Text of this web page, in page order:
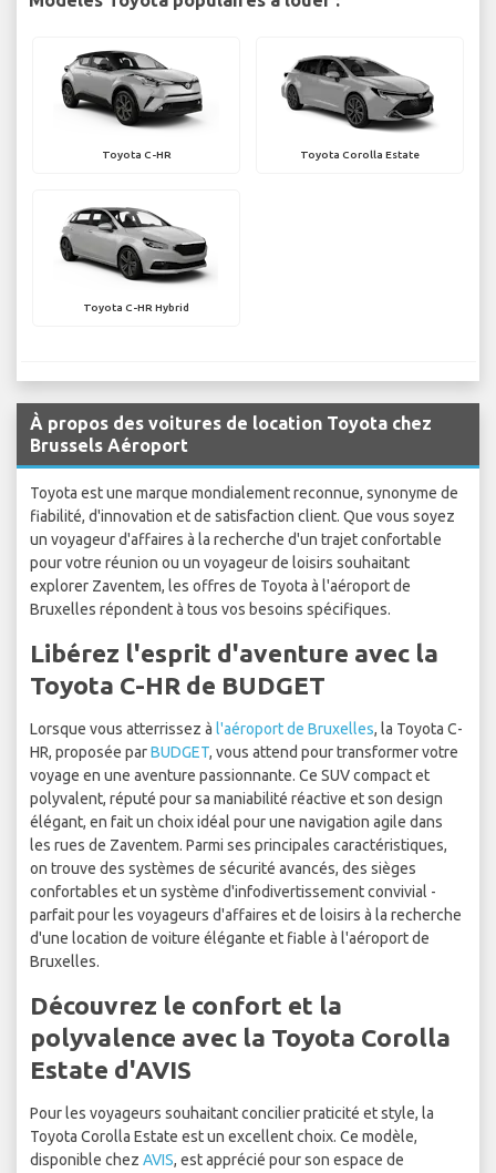
Toyota C-HR Toyota Corolla Estate
Toyota C-HR Hybrid
À propos des voitures de location Toyota chez
Brussels Aéroport
Toyota est une marque mondialement reconnue, synonyme de
fiabilité, d'innovation et de satisfaction client. Que vous soyez
un voyageur d'affaires à la recherche d'un trajet confortable
pour votre réunion ou un voyageur de loisirs souhaitant
explorer Zaventem, les offres de Toyota à l'aéroport de
Bruxelles répondent à tous vos besoins spécifiques.
Libérez l'esprit d'aventure avec la
Toyota C-HR de BUDGET
Lorsque vous atterrissez à l'aéroport de Bruxelles, la Toyota C-
HR, proposée parBUDGET, vous attend pour transformer votre
voyage en une aventure passionnante. Ce SUV compact et
polyvalent, réputé pour sa maniabilité réactive et son design
élégant, en fait un choix idéal pour une navigation agile dans
les rues de Zaventem. Parmi ses principales caractéristiques,
on trouve des systèmes de sécurité avancés, des sièges
confortables et un système d'infodivertissement convivial -
parfait pour les voyageurs d'affaires et de loisirs à la recherche
d'une location de voiture élégante et fiable à l'aéroport de
Bruxelles.
Découvrez le confort et la
polyvalence avec la Toyota Corolla
Estate d'AVIS
Pour les voyageurs souhaitant concilier praticité et style, la
Toyota Corolla Estate est un excellent choix. Ce modèle,
disponible chez AVIS, est apprécié pour son espace de